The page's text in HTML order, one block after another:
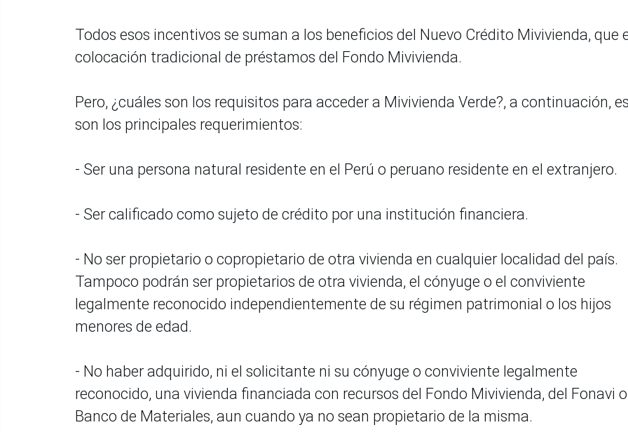
Todos esos incentivos se suman a los beneficios del Nuevo Crédito Mivivienda, que
colocación tradicional de préstamos del Fondo Mivivienda.
Pero, ¿cuáles son los requisitos para acceder a Mivivienda Verde?, a continuación,
son los principales requerimientos:
- Ser una persona natural residente en el Perú o peruano residente en el extranjero.
- Ser calificado como sujeto de crédito por una institución financiera.
- No ser propietario o copropietario de otra vivienda en cualquier localidad del país.
Tampoco podrán ser propietarios de otra vivienda, el cónyuge o el conviviente
legalmente reconocido independientemente de su régimen patrimonial o los hijos
menores de edad.
- No haber adquirido, ni el solicitante ni su cónyuge o conviviente legalmente
reconocido, una vivienda financiada con recursos del Fondo Mivivienda, del Fonavi o
Banco de Materiales, aun cuando ya no sean propietario de la misma.